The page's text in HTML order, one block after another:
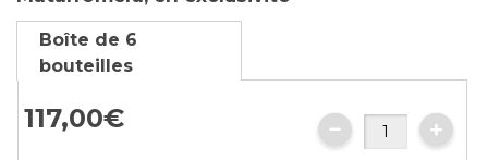
the
beginning
of
the
images
Boîte de 6
bouteilles
117,00€